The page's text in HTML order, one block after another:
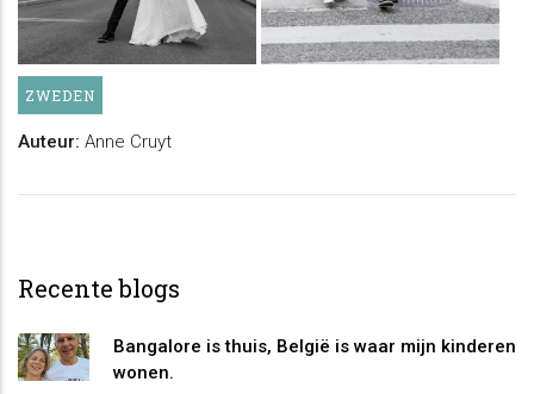
ZWEDEN
Auteur: Anne Cruyt
Recente blogs
Bangalore is thuis, België is waar mijn kinderen
wonen.